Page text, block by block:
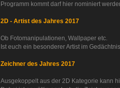
Programm kommt darf hier nominiert
2D - Artist des Jahres 2017
Ob Fotomanipulationen, Wallpaper etc.
Ist euch ein besonderer Artist im
Zeichner des Jahres 2017
Ausgekoppelt aus der 2D Kategorie kann